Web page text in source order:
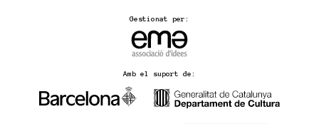
Gestionat per:
Amb el suport de: